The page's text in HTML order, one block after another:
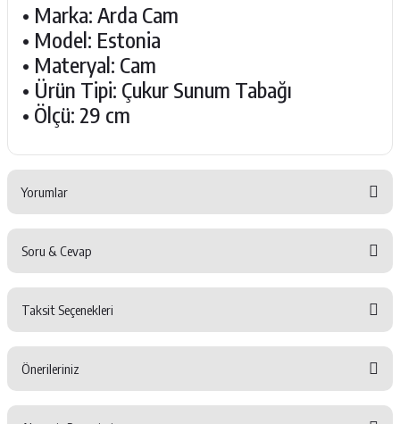
• Marka: Arda Cam
• Model: Estonia
• Materyal: Cam
• Ürün Tipi: Çukur Sunum Tabağı
• Ölçü: 29 cm
Yorumlar
Yorum Yaz
Soru & Cevap
Soru Sor
Taksit Seçenekleri
Önerileriniz